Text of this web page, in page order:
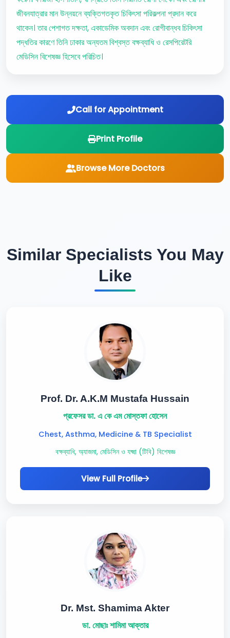
জীবনযাত্রার মান উন্নয়নে ব্যক্তিগতকৃত চিকিৎসা পরিকল্পনা প্রদান করে
থাকেন। তার পেশাগত দক্ষতা, একাডেমিক অবদান এবং রোগীবান্ধব চিকিৎসা
পদ্ধতির কারণে তিনি ঢাকার অন্যতম বিশ্বস্ত বক্ষব্যাধি ও রেসপিরেটরি
মেডিসিন বিশেষজ্ঞ হিসেবে পরিচিত।
Call for Appointment
Print Profile
Browse More Doctors
Similar Specialists You May
Like
Prof. Dr. A.K.M Mustafa Hussain
প্রফেসর ডা. এ কে এম মোস্তফা হোসেন
Chest, Asthma, Medicine & TB Specialist
বক্ষব্যাধি, অ্যাজমা, মেডিসিন ও যক্ষ্মা (টিবি) বিশেষজ্ঞ
View Full Profile
Dr. Mst. Shamima Akter
ডা. মোছাঃ শামিমা আক্তার